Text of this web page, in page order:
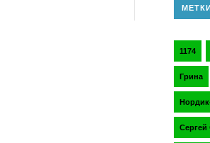
МЕТКИ
1174
Грина
Сергей